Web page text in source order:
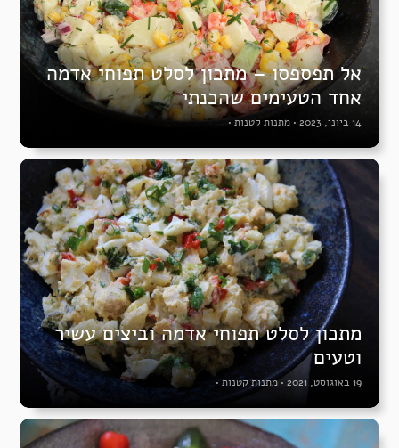
אל תפספסו – מתכון לסלט תפוחי אדמה
אחד הטעימים שהכנתי
14 ביוני, 2023 • מתנות קטנות •
מתכון לסלט תפוחי אדמה וביצים עשיר
וטעים
19 באוגוסט, 2021 • מתנות קטנות •